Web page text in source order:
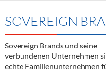
Unser Liefergebiet
Unser Team
Kontakt
Angebote Gastronomie
Gastronomie
Großhandel
Innovation - Die Neue
"DroughtMaster"
MARKEN & PRODUKTE
Weine & Schaumwein
Sirup
DIENSTLEISTUNGEN
Kommisionskauf &
SOVEREIGN
Sovereign Brands und seine
verbundenen Unternehmen
echte Familienunternehmen